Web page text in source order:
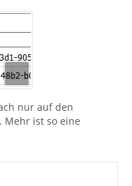
nur auf den
ist so eine